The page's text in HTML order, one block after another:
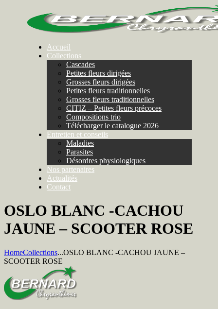
Accueil
Collections
Cascades
Petites fleurs dirigées
Grosses fleurs dirigées
Petites fleurs traditionnelles
Grosses fleurs traditionnelles
CITIZ – Petites fleurs précoces
Compositions trio
Télécharger le catalogue 2026
Entretien et conseils
Maladies
Parasites
Désordres physiologiques
Nos partenaires
Actualités
Contact
OSLO BLANC -CACHOU
JAUNE – SCOOTER ROSE
HomeCollections...OSLO BLANC -CACHOU JAUNE –
SCOOTER ROSE